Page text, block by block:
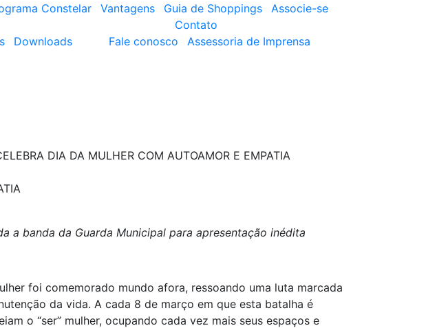
Constelar
Vantagens Guia de Shoppings
Associe-se
Downloads
Contato
Fale conosco
Assessoria de Imprensa
DIA DA MULHER COM AUTOAMOR E EMPATIA
a banda da Guarda Municipal para apresentação inédita
foi comemorado mundo afora, ressoando uma luta marcada
da vida. A cada 8 de março em que esta batalha é
o “ser” mulher, ocupando cada vez mais seus espaços e